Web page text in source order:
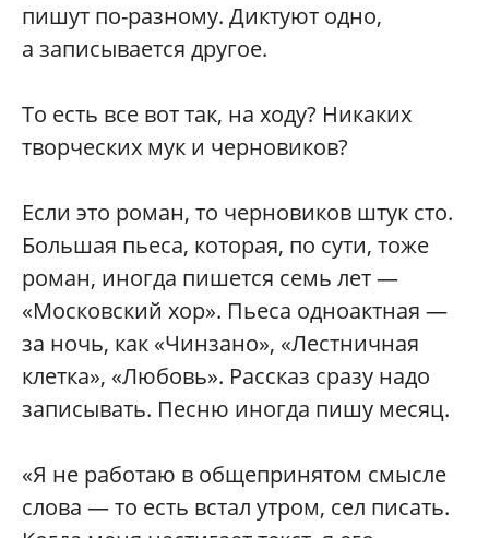
пишут по-разному. Диктуют одно,
а записывается другое.
То есть все вот так, на ходу? Никаких
творческих мук и черновиков?
Если это роман, то черновиков штук сто.
Большая пьеса, которая, по сути, тоже
роман, иногда пишется семь лет —
«Московский хор». Пьеса одноактная —
за ночь, как «Чинзано», «Лестничная
клетка», «Любовь». Рассказ сразу надо
записывать. Песню иногда пишу месяц.
«Я не работаю в общепринятом смысле
слова — то есть встал утром, сел писать.